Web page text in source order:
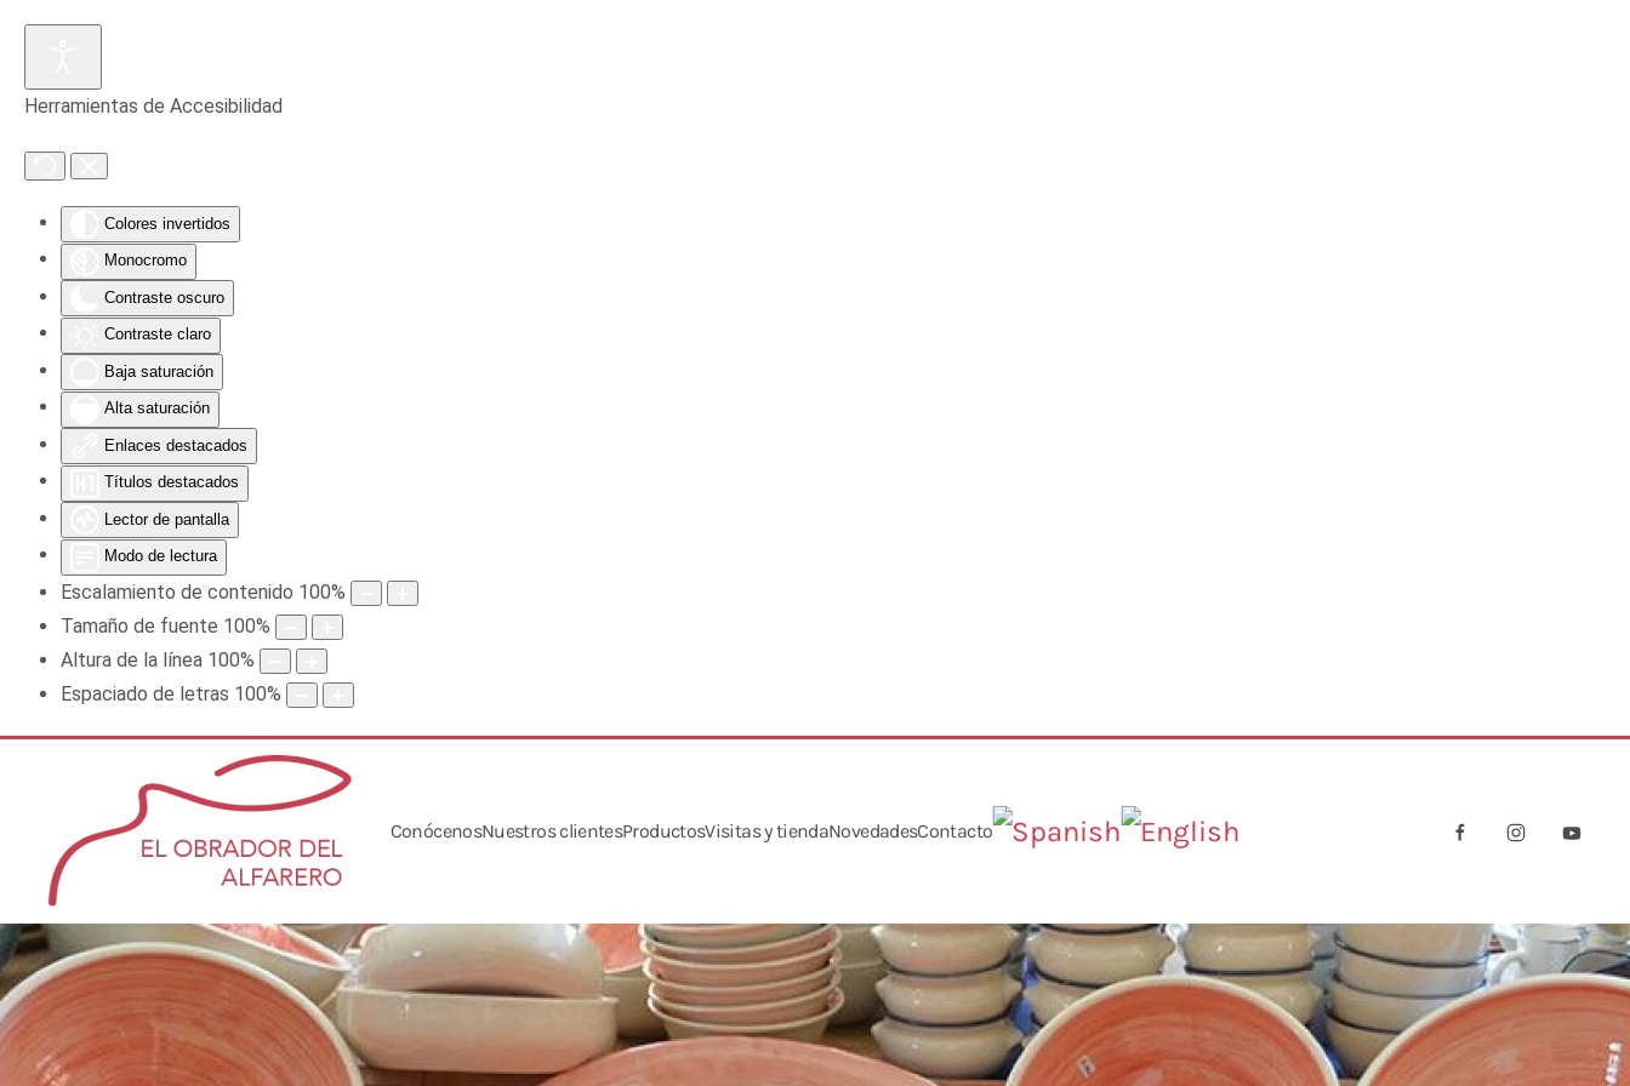
Herramientas de Accesibilidad
Colores invertidos
Monocromo
Contraste oscuro
Contraste claro
Baja saturación
Alta saturación
Enlaces destacados
Títulos destacados
Lector de pantalla
Modo de lectura
Escalamiento de contenido 100%
Tamaño de fuente 100%
Altura de la línea 100%
Espaciado de letras 100%
ConócenosNuestros clientesProductosVisitas y tiendaNovedadesContacto